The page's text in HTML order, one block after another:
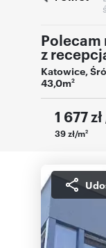
Polecam
z
Katowice,
43,0m2
1 677zł
39 zł/m2